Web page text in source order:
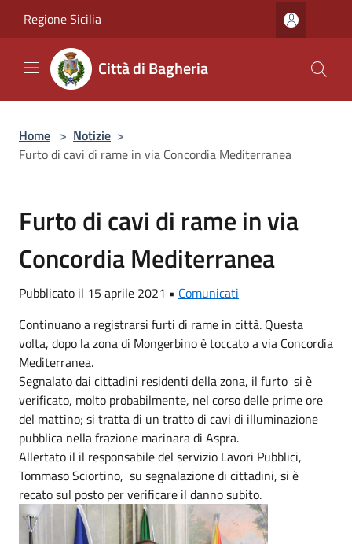
Regione Sicilia
Città di Bagheria
Home > Notizie >
Furto di cavi di rame in via Concordia Mediterranea
Furto di cavi di rame in via
Concordia Mediterranea
Pubblicato il 15 aprile 2021 • Comunicati
Continuano a registrarsi furti di rame in città. Questa
volta, dopo la zona di Mongerbino è toccato a via Concordia
Mediterranea.
Segnalato dai cittadini residenti della zona, il furto si è
verificato, molto probabilmente, nel corso delle prime ore
del mattino; si tratta di un tratto di cavi di illuminazione
pubblica nella frazione marinara di Aspra.
Allertato il il responsabile del servizio Lavori Pubblici,
Tommaso Sciortino, su segnalazione di cittadini, si è
recato sul posto per verificare il danno subito.